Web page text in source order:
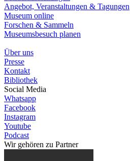
Angebot, Veranstaltungen & Tagungen
Museum online
Forschen & Sammeln
Museumsbesuch planen
Über uns
Presse
Kontakt
Bibliothek
Social Media
Whatsapp
Facebook
Instagram
Youtube
Podcast
Wir gehören zu Partner